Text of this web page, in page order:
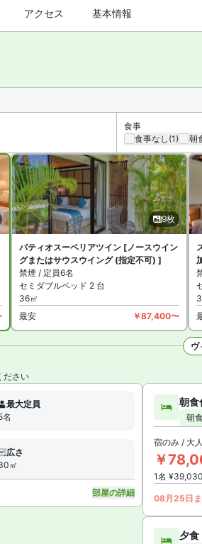
内に2 つのレストラン、2 つのバー / ラウ
料 WiFiが利用可能です。施設はエステ
は全館禁煙です。指定の喫煙スペースが
アクセス 基本情報
食事
食事なし (1) 朝
9枚
パティオスーペリアツイン [ノースウイン
グまたはサウスウイング (指定不可) ]
禁煙 / 定員6名
セミダブルベッド 2 台
36㎡
最安
￥87,400〜
ヴ
ださい
最大定員
名
広さ
㎡
部屋の詳細
朝食
朝
宿のみ / 大
￥
1名
08月25日
夕食